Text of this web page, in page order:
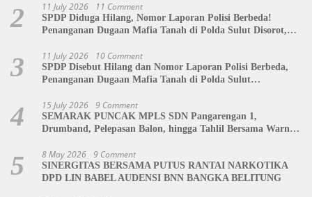
2 11 July 2026 11 Comment
SPDP Diduga Hilang, Nomor Laporan Polisi Berbeda!
Penanganan Dugaan Mafia Tanah di Polda Sulut Disorot,
3 11 July 2026 10 Comment
SPDP Disebut Hilang dan Nomor Laporan Polisi Berbeda,
Penanganan Dugaan Mafia Tanah di Polda Sulut
4 15 July 2026 9 Comment
SEMARAK PUNCAK MPLS SDN Pangarengan 1,
Drumband, Pelepasan Balon, hingga Tahlil Bersama Warnai
5 8 May 2026 9 Comment
SINERGITAS BERSAMA PUTUS RANTAI NARKOTIKA
DPD LIN BABEL AUDENSI BNN BANGKA BELITUNG